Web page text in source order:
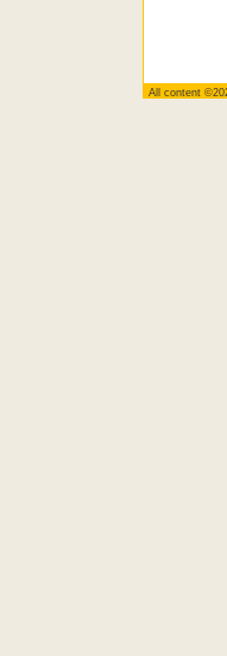
All content